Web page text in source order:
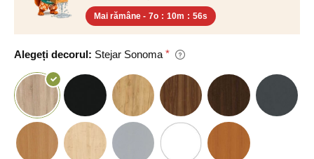
Mai rămâne - 7o : 10m : 55s
Alegeți decorul: Stejar Sonoma